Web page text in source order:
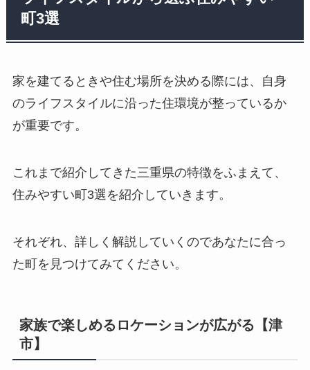
町3選
家を建てるときや住む場所を決める際には、自身
のライフスタイルに沿った住環境が整っているか
が重要です。
これまで紹介してきた三重県の特徴をふまえて、
住みやすい町3選を紹介していきます。
それぞれ、詳しく解説していくのであなたに合っ
た町を見つけてみてください。
家族で楽しめるロケーションが広がる【津
市】